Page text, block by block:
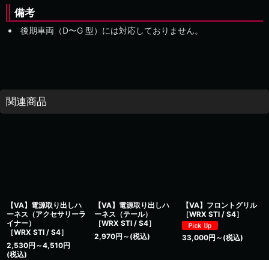
備考
後期車両（ ）には対応しておりません。
関連商品
【VA】電源取り出しハ
ーネス（アクセサリーラ
イナー）
［WRX STI / S4］
2,530円 ～4,510円
(税込)
【VA】電源取り出しハ
ーネス（テール）
［WRX STI / S4］
2,970円 ～ (税込)
【VA】フロントグリル
［WRX STI / S4］
33,000円 ～ (税込)